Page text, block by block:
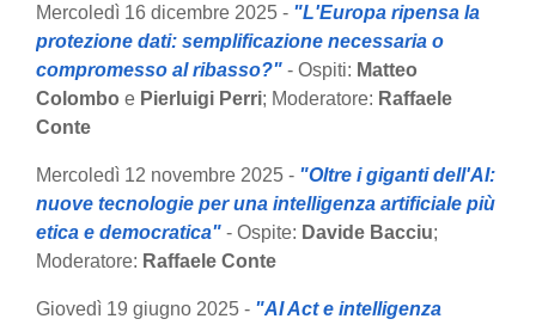
Mercoledì 16 dicembre 2025 - "L'Europa ripensa la
protezione dati: semplificazione necessaria o
compromesso al ribasso?" - Ospiti: Matteo
Colombo e Pierluigi Perri; Moderatore: Raffaele
Conte
Mercoledì 12 novembre 2025 - "Oltre i giganti dell'AI:
nuove tecnologie per una intelligenza artificiale più
etica e democratica" - Ospite: Davide Bacciu;
Moderatore: Raffaele Conte
Giovedì 19 giugno 2025 - "AI Act e intelligenza